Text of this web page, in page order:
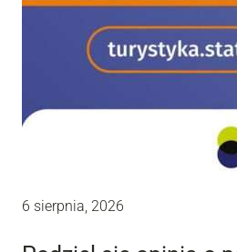
6 sierpnia, 2026